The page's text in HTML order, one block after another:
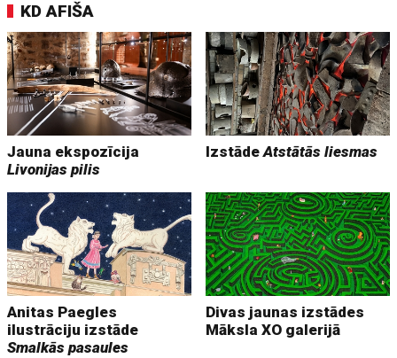
KD AFIŠA
Jauna ekspozīcija
Livonijas pilis
IzstādeAtstātās liesmas
Anitas Paegles
ilustrāciju izstāde
Smalkās pasaules
Divas jaunas izstādes
Māksla XO galerijā